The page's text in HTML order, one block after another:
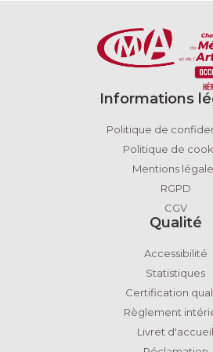
Informations
Politique de
Politique de
Mentions
RGPD
CGV
Qualité
Accessibilité
Statistiques
Certification
Règlement
Livret d'accueil